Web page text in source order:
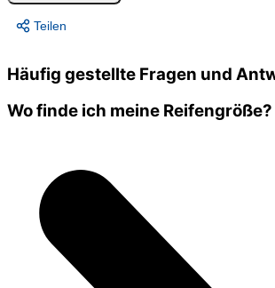
Teilen
Häufig gestellte Fragen und
Wo finde ich meine Reifengröße?